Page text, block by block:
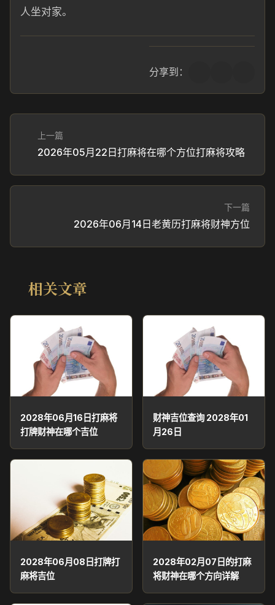
人坐对家。
分享到：
上一篇
2026年05月22日打麻将在哪个方位打麻将攻略
下一篇
2026年06月14日老黄历打麻将财神方位
相关文章
2028年06月16日打麻将
打牌财神在哪个吉位
财神吉位查询 2028年01
月26日
2028年06月08日打牌打
麻将吉位
2028年02月07日的打麻
将财神在哪个方向详解